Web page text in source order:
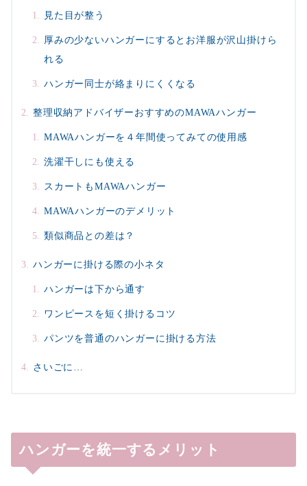
見た目が整う
厚みの少ないハンガーにするとお洋服が沢山掛けら
れる
ハンガー同士が絡まりにくくなる
整理収納アドバイザーおすすめのMAWAハンガー
MAWAハンガーを４年間使ってみての使用感
洗濯干しにも使える
スカートもMAWAハンガー
MAWAハンガーのデメリット
類似商品との差は？
ハンガーに掛ける際の小ネタ
ハンガーは下から通す
ワンピースを短く掛けるコツ
パンツを普通のハンガーに掛ける方法
さいごに…
ハンガーを統一するメリット